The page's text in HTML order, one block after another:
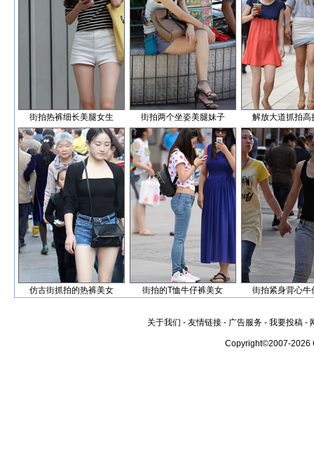
街拍热裤细长美腿女生 街拍两个坐姿美腿妹子 解放大道抓拍高
仿古街抓拍的热裤美女 街拍的T恤牛仔裤美女 街拍紧身背心牛
关于我们 - 友情链接 - 广告服务 - 我要投稿 -
Copyright©2007-2026